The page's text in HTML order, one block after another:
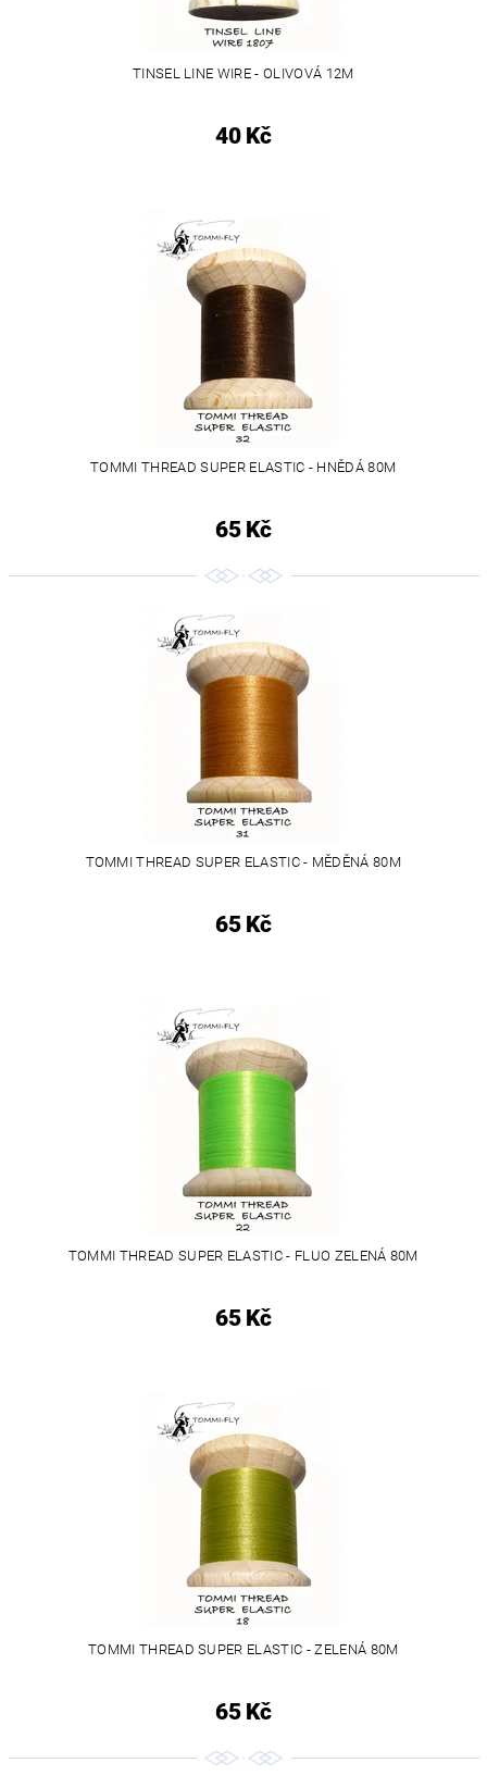
TINSEL LINE WIRE - OLIVOVÁ 12M
40 Kč
TOMMI THREAD SUPER ELASTIC - HNĚDÁ 80M
65 Kč
TOMMI THREAD SUPER ELASTIC - MĚDĚNÁ 80M
65 Kč
TOMMI THREAD SUPER ELASTIC - FLUO ZELENÁ 80M
65 Kč
TOMMI THREAD SUPER ELASTIC - ZELENÁ 80M
65 Kč